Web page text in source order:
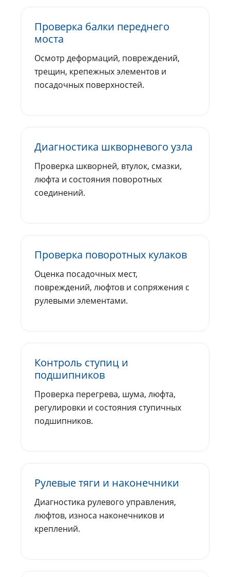
Проверка балки переднего
моста
Осмотр деформаций, повреждений,
трещин, крепежных элементов и
посадочных поверхностей.
Диагностика шкворневого узла
Проверка шкворней, втулок, смазки,
люфта и состояния поворотных
соединений.
Проверка поворотных кулаков
Оценка посадочных мест,
повреждений, люфтов и сопряжения с
рулевыми элементами.
Контроль ступиц и
подшипников
Проверка перегрева, шума, люфта,
регулировки и состояния ступичных
подшипников.
Рулевые тяги и наконечники
Диагностика рулевого управления,
люфтов, износа наконечников и
креплений.